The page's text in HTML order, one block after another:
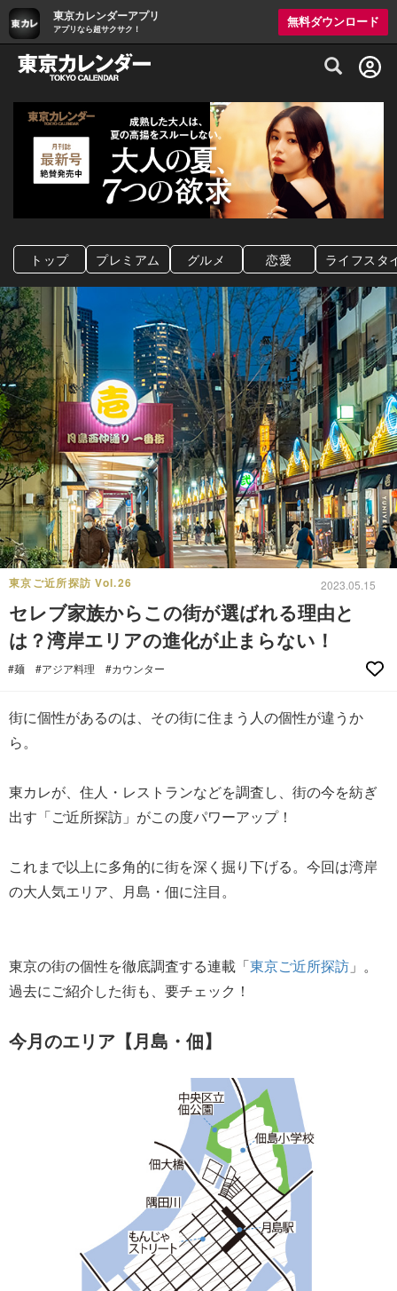
東京カレンダーアプリ
アプリなら超サクサク！
無料ダウンロード
グルメ情報・プレミアムレストラン予約
トップ プレミアム グルメ 恋愛 ライフスタ
東京ご近所探訪 Vol.26 2023.05.15
セレブ家族からこの街が選ばれる理由と
は？湾岸エリアの進化が止まらない！
#麺 #アジア料理 #カウンター
街に個性があるのは、その街に住まう人の個性が違うか
ら。
東カレが、住人・レストランなどを調査し、街の今を紡ぎ
出す「ご近所探訪」がこの度パワーアップ！
これまで以上に多角的に街を深く掘り下げる。今回は湾岸
の大人気エリア、月島・佃に注目。
東京の街の個性を徹底調査する連載「東京ご近所探訪 」。
過去にご紹介した街も、要チェック！
今月のエリア【月島・佃】